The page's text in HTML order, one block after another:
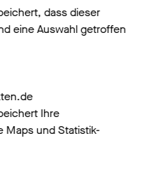
und die Holzbauweise
einzelnen Elemente
in vorgefertigter
vorgesehen.
die Kombination von
vorgeschlagen, mit dem Ziel
des Gebäudes zu
dass dieser
eine Auswahl getroffen
Ihre
Maps und Statistik-